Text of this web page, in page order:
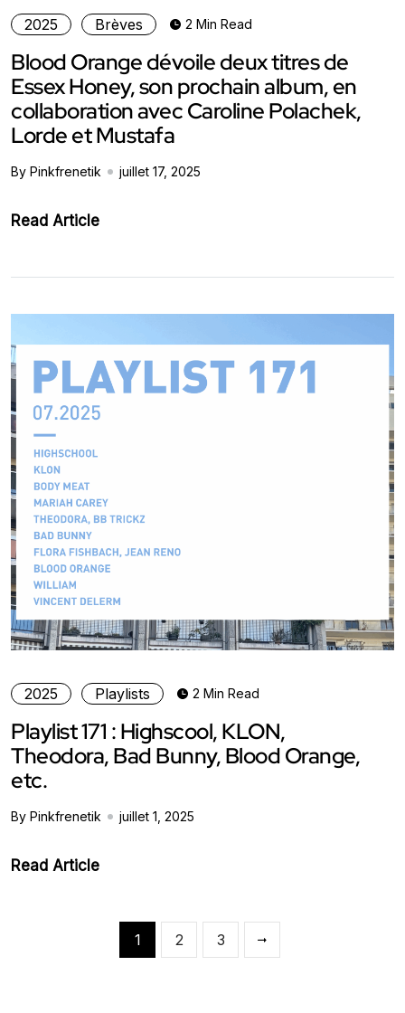
2025 Brèves 2 Min Read
Blood Orange dévoile deux titres de
Essex Honey, son prochain album, en
collaboration avec Caroline Polachek,
Lorde et Mustafa
By Pinkfrenetik juillet 17, 2025
Read Article
2025 Playlists 2 Min Read
Playlist 171 : Highscool, KLON,
Theodora, Bad Bunny, Blood Orange,
etc.
By Pinkfrenetik juillet 1, 2025
Read Article
1 2 3